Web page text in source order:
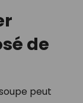
de
peut